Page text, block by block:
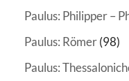
Paulus: Philipper –
Paulus: Römer(98)
Paulus: